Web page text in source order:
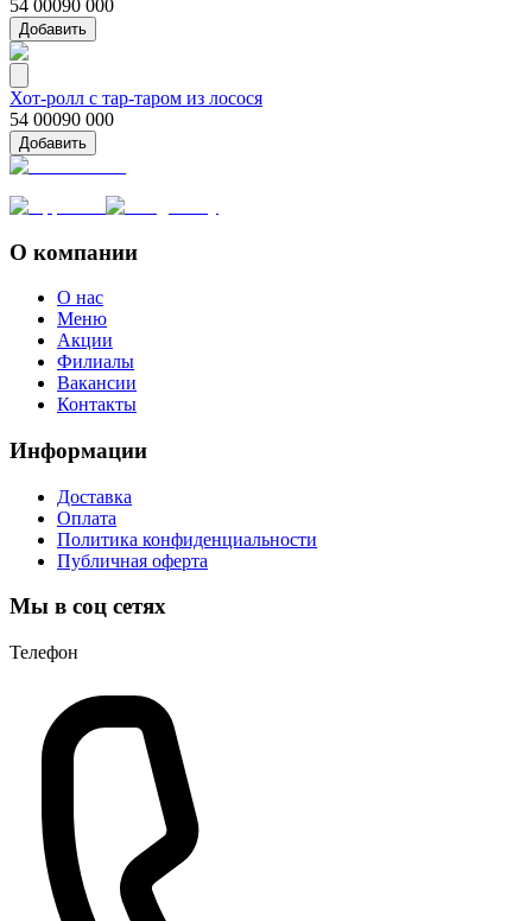
54 00090 000
Добавить
Хот-ролл с тар-таром из лосося
54 00090 000
Добавить
О компании
О нас
Меню
Акции
Филиалы
Вакансии
Контакты
Информации
Доставка
Оплата
Политика конфиденциальности
Публичная оферта
Мы в соц сетях
Телефон